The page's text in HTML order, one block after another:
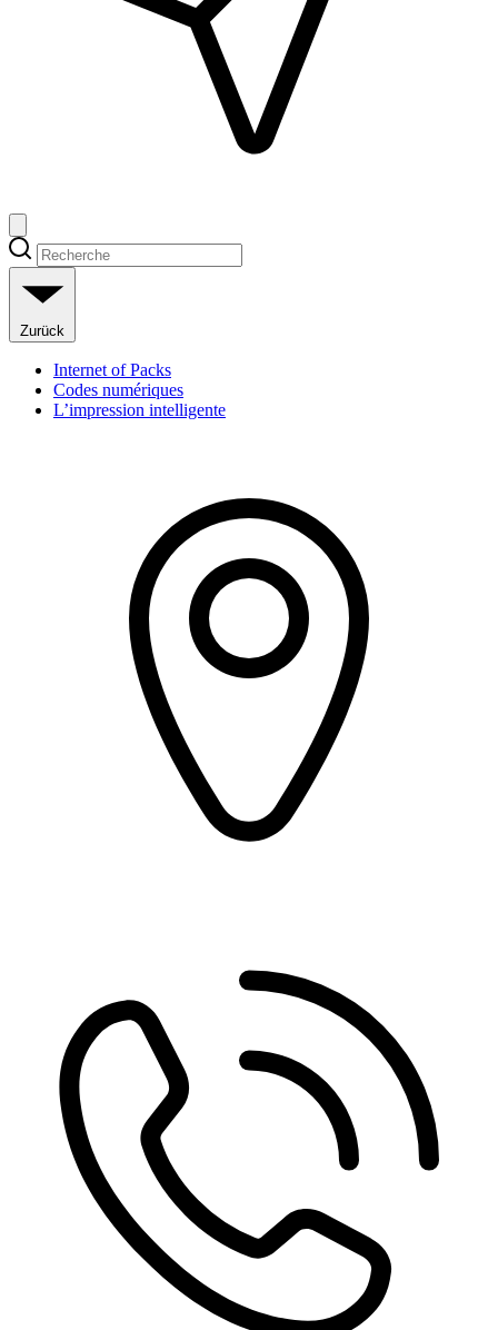
Zurück
Internet of Packs
Codes numériques
L’impression intelligente